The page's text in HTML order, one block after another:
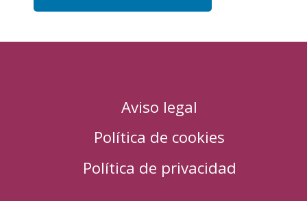
Aviso legal
Política de cookies
Política de privacidad